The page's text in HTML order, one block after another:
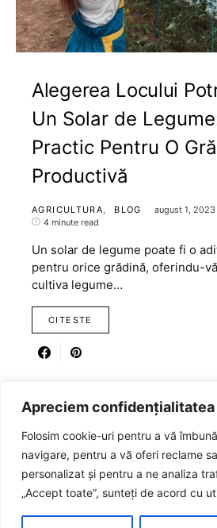
Apreciem
Folosim cookie-uri pentru a vă
navigare, pentru a vă oferi reclame
personalizat și pentru a ne analiza
„Accept toate”, sunteți de acord cu
Alegerea Locului
Un Solar de
Practic Pentru O
Productivă
AGRICULTURA BLOG august 1, 2023
4 minute read
Un solar de legume poate fi o
pentru orice grădină, oferindu-
cultiva legume…
CITESTE
Designed & Developed by